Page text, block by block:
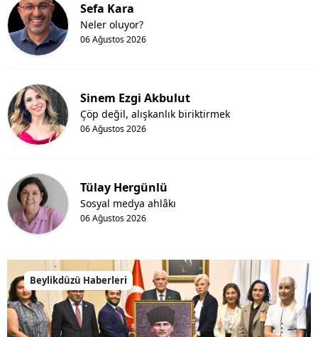
Sefa Kara
06 Ağustos 2026
Neler oluyor?
Sinem Ezgi Akbulut
06 Ağustos 2026
Çöp değil, alışkanlık biriktirmek
Tülay Hergünlü
06 Ağustos 2026
Sosyal medya ahlâkı
Beylikdüzü Haberleri